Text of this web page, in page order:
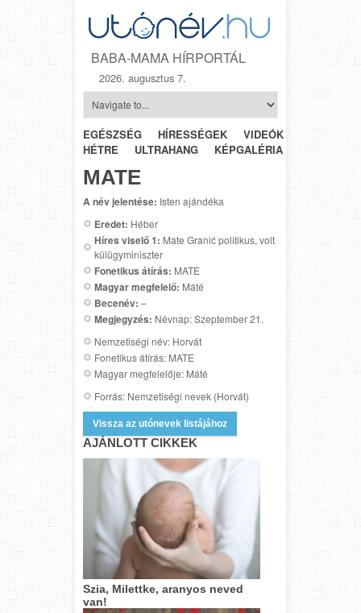
BABA-MAMA HÍRPORTÁL
2026. augusztus 7.
EGÉSZSÉG HÍRESSÉGEK VIDEÓK
HÉTRŐL-
HÉTRE
ULTRAHANG KÉPGALÉRIA
MATE
A név jelentése: Isten ajándéka
Eredet: Héber
Híres viselő 1: Mate Granić politikus, volt
külügyminiszter
Fonetikus átírás: MATE
Magyar megfelelő: Máté
Becenév: –
Megjegyzés: Névnap: Szeptember 21.
Nemzetiségi név: Horvát
Fonetikus átírás: MATE
Magyar megfelelője: Máté
Forrás: Nemzetiségi nevek (Horvát)
Vissza az utónevek listájához
AJÁNLOTT CIKKEK
Szia, Milettke, aranyos neved
van!